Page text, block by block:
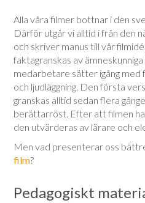
Alla våra filmer bottnar i den
Därför utgår vi alltid i från den
och skriver manus till vår
faktagranskas av ämneskunniga
medarbetare sätter igång med
och ljudläggning. Den första
granskas alltid sedan flera
berättarröst. Efter att filmen
den utvärderas av lärare och
Men vad presenterar oss
film?
Pedagogiskt